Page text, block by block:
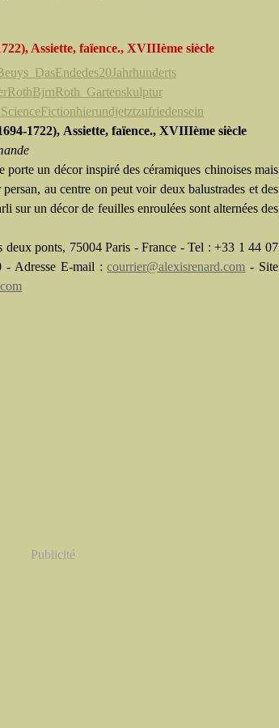
Assiette, faïence., XVIIIème siècle
1722), Assiette, faïence., XVIIIème siècle
porte un décor inspiré des céramiques chinoises mais
au centre on peut voir deux balustrades et des
sur un décor de feuilles enroulées sont alternées des
deux ponts, 75004 Paris - France - Tel : +33 1 44 07
- Adresse E-mail :courrier@alexisrenard.com - Site
Publicité